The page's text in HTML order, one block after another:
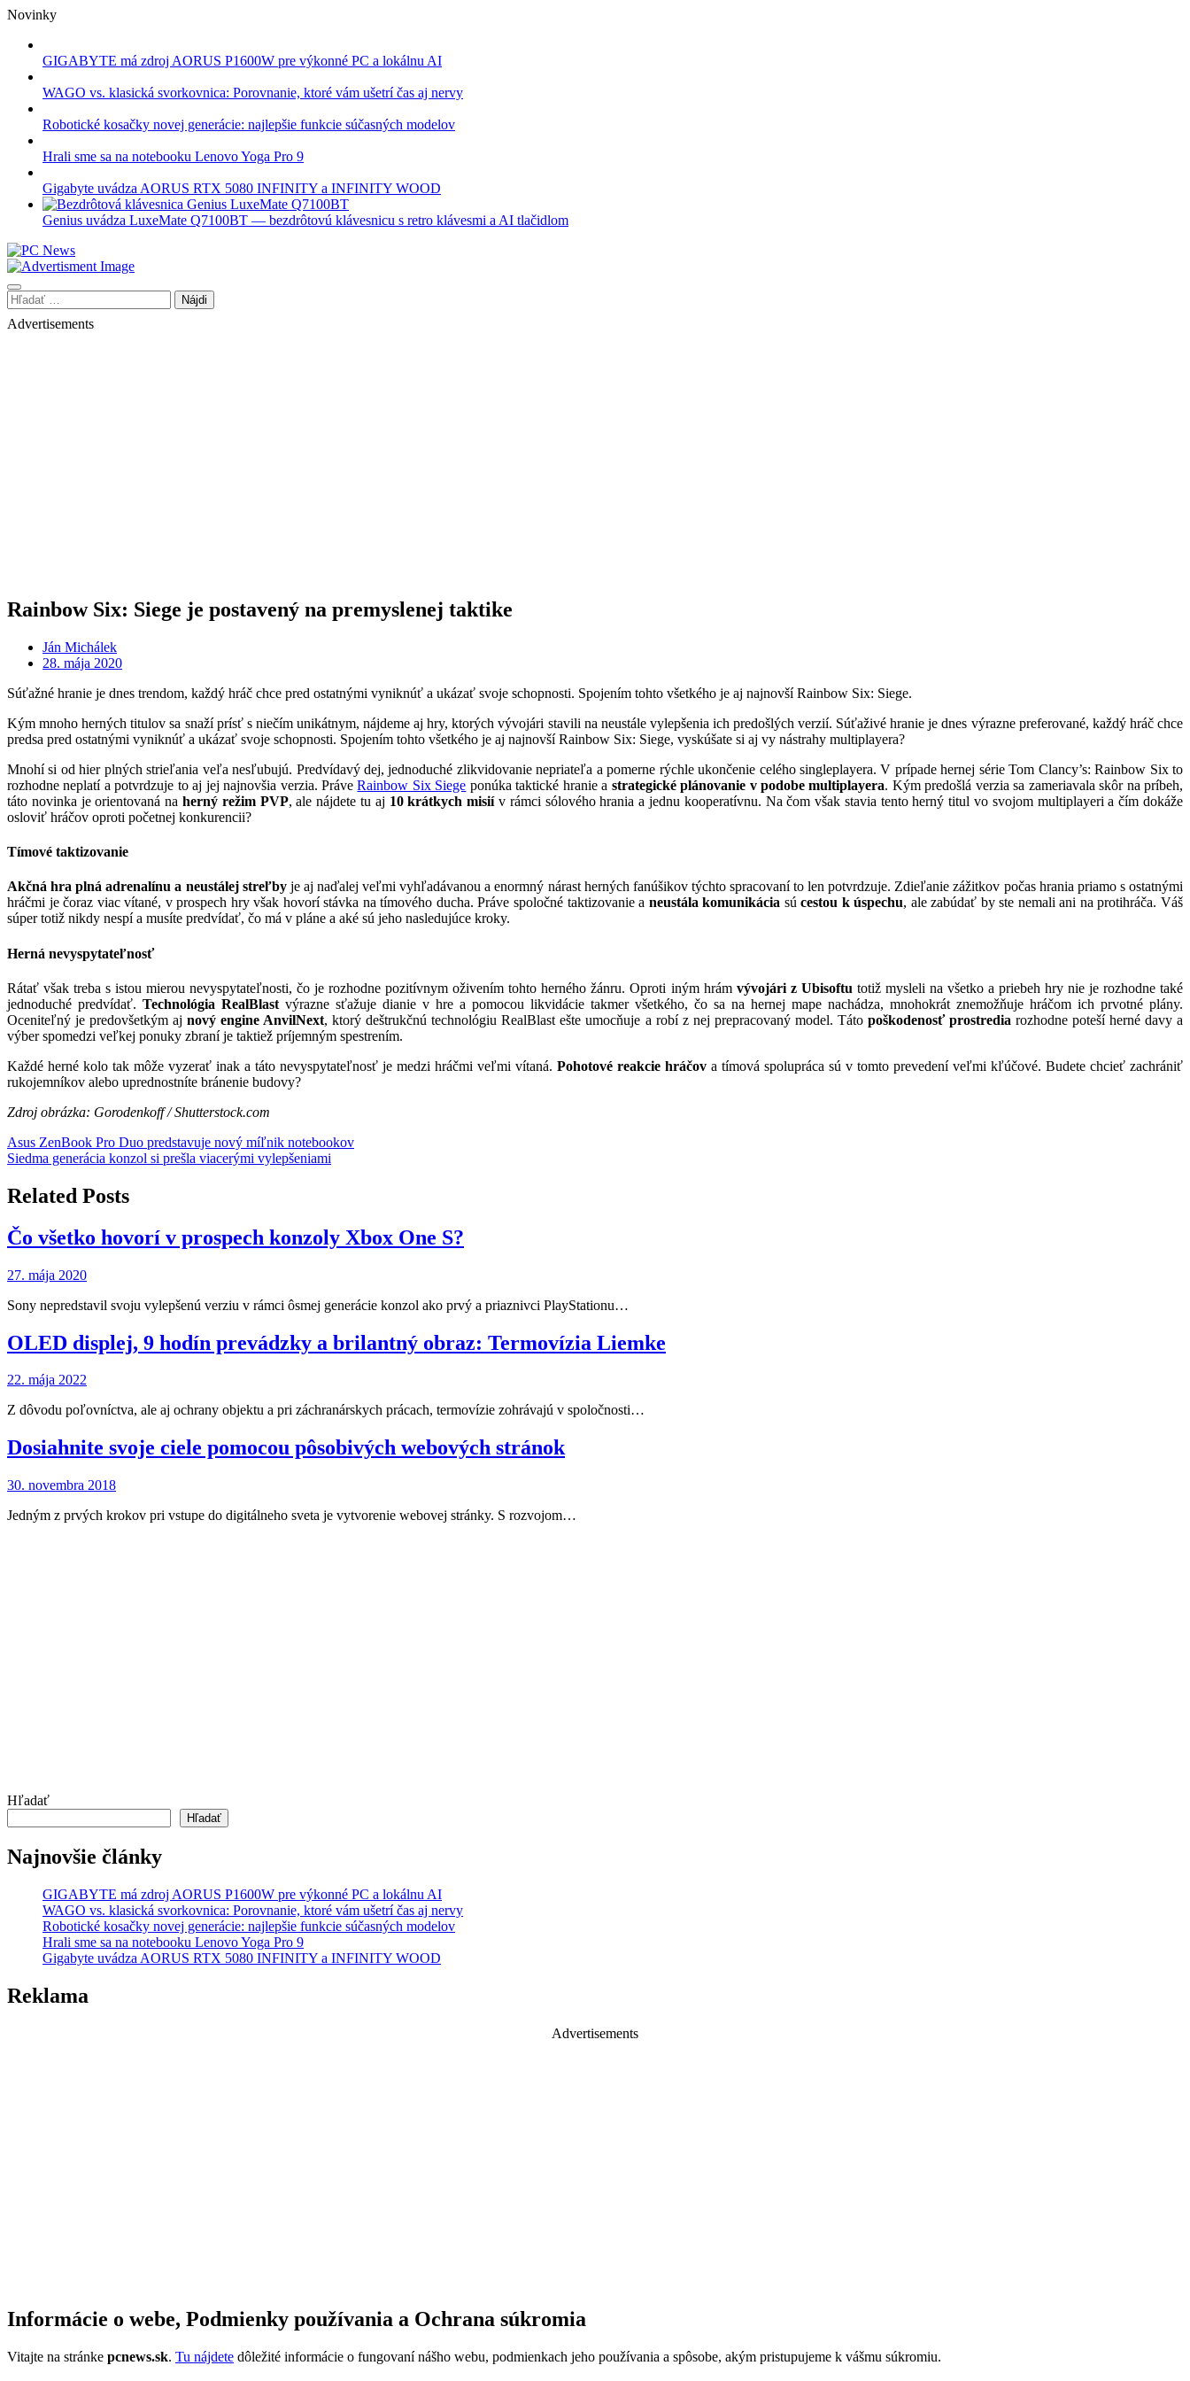
Skip
content
Novinky
GIGABYTE má zdroj AORUS P1600W pre výkonné PC a lokálnu AI
WAGO vs. klasická svorkovnica: Porovnanie, ktoré vám ušetrí čas aj nervy
Robotické kosačky novej generácie: najlepšie funkcie súčasných modelov
Hrali sme sa na notebooku Lenovo Yoga Pro 9
Gigabyte uvádza AORUS RTX 5080 INFINITY a INFINITY WOOD
Genius uvádza LuxeMate Q7100BT — bezdrôtovú klávesnicu s retro klávesmi a AI tlačidlom
Hľadať:
Advertisements
Rainbow Six: Siege je postavený na premyslenej taktike
Ján Michálek
28. mája 2020
Súťažné hranie je dnes trendom, každý hráč chce pred ostatnými vyniknúť a ukázať svoje schopnosti. Spojením tohto všetkého je aj najnovší Rainbow Six: Siege.
Kým mnoho herných titulov sa snaží prísť s niečím unikátnym, nájdeme aj hry, ktorých vývojári stavili na neustále vylepšenia ich predošlých verzií. Súťaživé hranie je dnes výrazne preferované, každý hráč chce
predsa pred ostatnými vyniknúť a ukázať svoje schopnosti. Spojením tohto všetkého je aj najnovší Rainbow Six: Siege, vyskúšate si aj vy nástrahy multiplayera?
Mnohí si od hier plných strieľania veľa nesľubujú. Predvídavý dej, jednoduché zlikvidovanie nepriateľa a pomerne rýchle ukončenie celého singleplayera. V prípade hernej série Tom Clancy’s: Rainbow Six to
rozhodne neplatí a potvrdzuje to aj jej najnovšia verzia. PráveRainbow Six Siege ponúka taktické hranie a strategické plánovanie v podobe multiplayera. Kým predošlá verzia sa zameriavala skôr na príbeh,
táto novinka je orientovaná na herný režim PVP, ale nájdete tu aj 10 krátkych misiív rámci sólového hrania a jednu kooperatívnu. Na čom však stavia tento herný titul vo svojom multiplayeri a čím dokáže
osloviť hráčov oproti početnej konkurencii?
Tímové taktizovanie
Akčná hra plná adrenalínu a neustálej streľbyje aj naďalej veľmi vyhľadávanou a enormný nárast herných fanúšikov týchto spracovaní to len potvrdzuje. Zdieľanie zážitkov počas hrania priamo s ostatnými
hráčmi je čoraz viac vítané, v prospech hry však hovorí stávka na tímového ducha. Práve spoločné taktizovanie a neustála komunikácia súcestou k úspechu, ale zabúdať by ste nemali ani na protihráča. Váš
súper totiž nikdy nespí a musíte predvídať, čo má v pláne a aké sú jeho nasledujúce kroky.
Herná nevyspytateľnosť
Rátať však treba s istou mierou nevyspytateľnosti, čo je rozhodne pozitívnym oživením tohto herného žánru. Oproti iným hrám vývojári z Ubisoftu totiž mysleli na všetko a priebeh hry nie je rozhodne také
jednoduché predvídať. Technológia RealBlast výrazne sťažuje dianie v hre a pomocou likvidácie takmer všetkého, čo sa na hernej mape nachádza, mnohokrát znemožňuje hráčom ich prvotné plány.
Oceniteľný je predovšetkým ajnový engine AnvilNext, ktorý deštrukčnú technológiu RealBlast ešte umocňuje a robí z nej prepracovaný model. Táto poškodenosť prostredia rozhodne poteší herné davy a
výber spomedzi veľkej ponuky zbraní je taktiež príjemným spestrením.
Každé herné kolo tak môže vyzerať inak a táto nevyspytateľnosť je medzi hráčmi veľmi vítaná. Pohotové reakcie hráčov a tímová spolupráca sú v tomto prevedení veľmi kľúčové. Budete chcieť zachrániť
rukojemníkov alebo uprednostníte bránenie budovy?
Zdroj obrázka: Gorodenkoff / Shutterstock.com
Navigácia
v
článku
Asus ZenBook Pro Duo predstavuje nový míľnik notebookov
Siedma generácia konzol si prešla viacerými vylepšeniami
Related Posts
Čo všetko hovorí v prospech konzoly Xbox One S?
27. mája 2020
Sony nepredstavil svoju vylepšenú verziu v rámci ôsmej generácie konzol ako prvý a priaznivci PlayStationu…
OLED displej, 9 hodín prevádzky a brilantný obraz: Termovízia Liemke
22. mája 2022
Z dôvodu poľovníctva, ale aj ochrany objektu a pri záchranárskych prácach, termovízie zohrávajú v spoločnosti…
Dosiahnite svoje ciele pomocou pôsobivých webových stránok
30. novembra 2018
Jedným z prvých krokov pri vstupe do digitálneho sveta je vytvorenie webovej stránky. S rozvojom…
Hľadať
Hľadať
Najnovšie články
GIGABYTE má zdroj AORUS P1600W pre výkonné PC a lokálnu AI
WAGO vs. klasická svorkovnica: Porovnanie, ktoré vám ušetrí čas aj nervy
Robotické kosačky novej generácie: najlepšie funkcie súčasných modelov
Hrali sme sa na notebooku Lenovo Yoga Pro 9
Gigabyte uvádza AORUS RTX 5080 INFINITY a INFINITY WOOD
Reklama
Advertisements
Informácie o webe, Podmienky používania a Ochrana súkromia
Vitajte na stránke pcnews.sk. Tu nájdete dôležité informácie o fungovaní nášho webu, podmienkach jeho používania a spôsobe, akým pristupujeme k vášmu súkromiu.